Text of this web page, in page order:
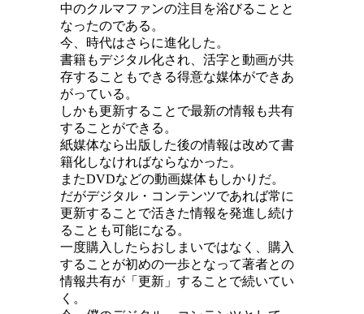
中のクルマファンの注目を浴びることと
なったのである。
今、時代はさらに進化した。
書籍もデジタル化され、活字と動画が共
存することもできる得意な媒体ができあ
がっている。
しかも更新することで最新の情報も共有
することができる。
紙媒体なら出版した後の情報は改めて書
籍化しなければならなかった。
またDVDなどの動画媒体もしかりだ。
だがデジタル・コンテンツであれば常に
更新することで活きた情報を発進し続け
ることも可能になる。
一度購入したらおしまいではなく、購入
することが初めの一歩となって著者との
情報共有が「更新」することで続いてい
く。